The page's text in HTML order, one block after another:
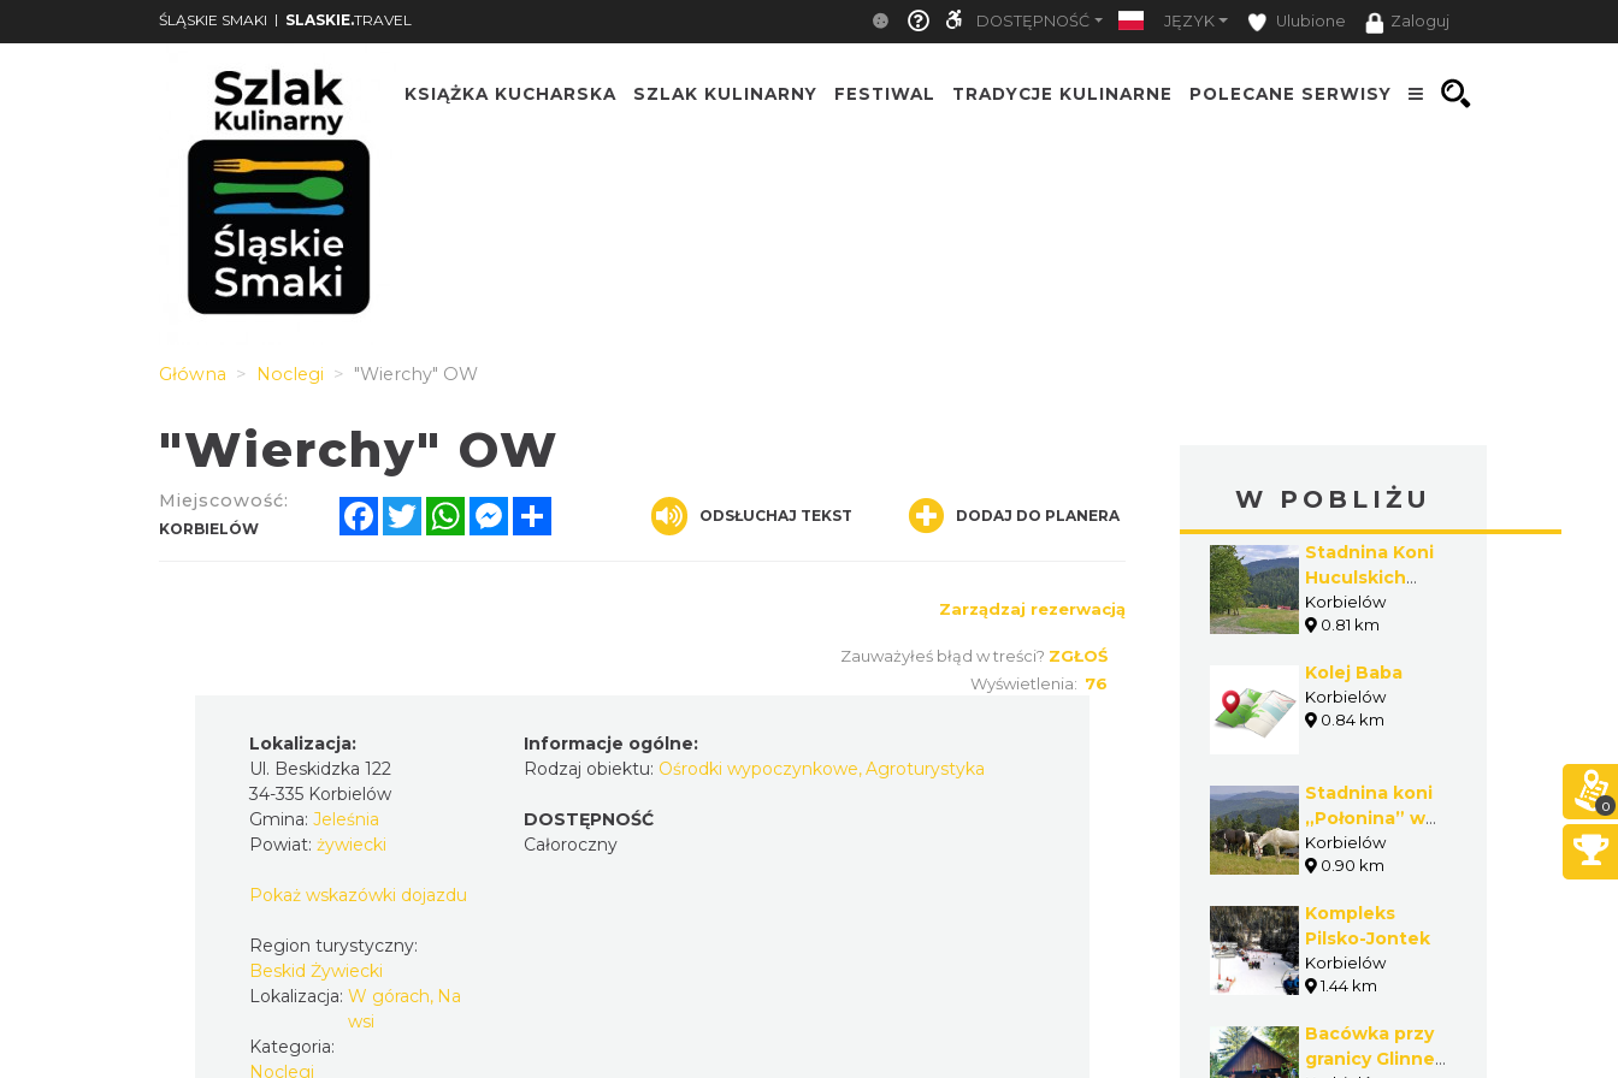
ŚLĄSKIE SMAKI | SLASKIE.TRAVEL DOSTĘPNOŚĆ JĘZYK Ulubione Zaloguj
KSIĄŻKA KUCHARSKA SZLAK KULINARNY FESTIWAL TRADYCJE KULINARNE POLECANE SERWISY
Główna Noclegi "Wierchy" OW
"Wierchy" OW
Miejscowość:
KORBIELÓW
FacebookTwitterWhatsAppMessenger ODSŁUCHAJ TEKST DODAJ DO PLANERA
Zarządzaj rezerwacją
Zauważyłeś błąd w treści? ZGŁOŚ
Wyświetlenia: 76
Lokalizacja:
Ul. Beskidzka 122
34-335 Korbielów
Gmina: Jeleśnia
Powiat: żywiecki
Pokaż wskazówki dojazdu
Region turystyczny:
Beskid Żywiecki
Lokalizacja: W górach, Na
wsi
Kategoria:
Noclegi
Informacje ogólne:
Rodzaj obiektu: Ośrodki wypoczynkowe,Agroturystyka
DOSTĘPNOŚĆ
Całoroczny
W POBLIŻU
Stadnina Koni
Huculskich
Fero w
Korbielowie
Korbielów
0.81 km
Kolej Baba
Korbielów
0.84 km
Stadnina koni
„Połonina” w
Korbielowie
Korbielów
0.90 km
Kompleks
Pilsko-Jontek
Korbielów
1.44 km
Bacówka przy
granicy Glinne
0